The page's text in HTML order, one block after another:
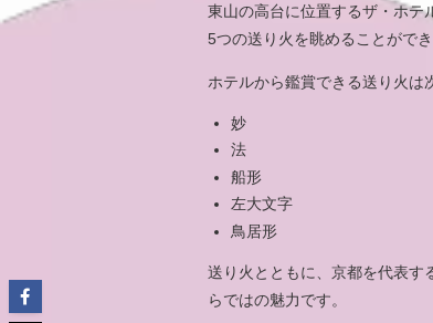
東山の高台に位置するザ・ホテ
5つの送り火を眺めることがで
ホテルから鑑賞できる送り火は
妙
法
船形
左大文字
鳥居形
送り火とともに、京都を代表す
らではの魅力です。